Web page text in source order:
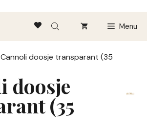
Menu
Cannoli doosje transparant (35
doosje
(35